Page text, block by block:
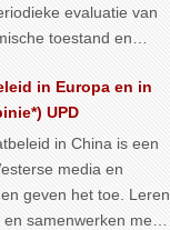
evaluatie van
toestand en
… >> lees meer
in Europa en in
UPD
in China is een
media en
geven het toe. Leren
samenwerken met